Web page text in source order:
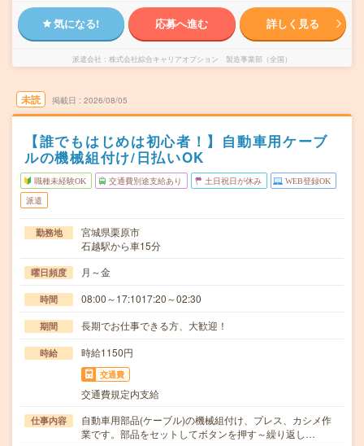
気になる! 応募へ進む 詳しく見る
派遣会社 株式会社綜合キャリアオプション 製造事業部（全国）
未読 掲載日 2026/08/05
【誰でもはじめは初心者！】自動車用ケーブ
ルの機械組付け/日払いOK
職種未経験OK 交通費別途支給あり 土日祝日が休み WEB登録OK
派遣
勤務地
宮城県栗原市
石越駅から車15分
曜日頻度 月～金
時間 08:00～17:1017:20～02:30
期間 長期でお仕事できる方、大歓迎！
時給 時給1150円
交通費
交通費規定内支給
仕事内容
自動車用部品(ケーブル)の機械組付け、プレス、カシメ作
業です。部品をセットしてボタンを押す～繰り返し…